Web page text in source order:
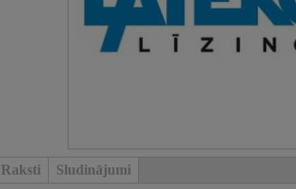
Raksti Sludinājumi